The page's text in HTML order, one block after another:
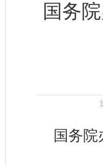
国务
国务